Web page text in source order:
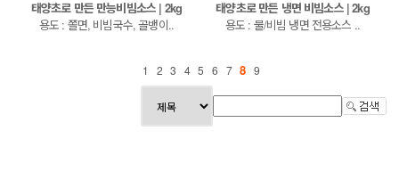
태양초로 만든 만능비빔소스 | 2kg
용도 : 쫄면, 비빔국수, 골뱅이..
태양초로 만든 냉면 비빔소스 | 2kg
용도 : 물/비빔 냉면 전용소스 ..
1 2 3 4 5 6 7 8 9